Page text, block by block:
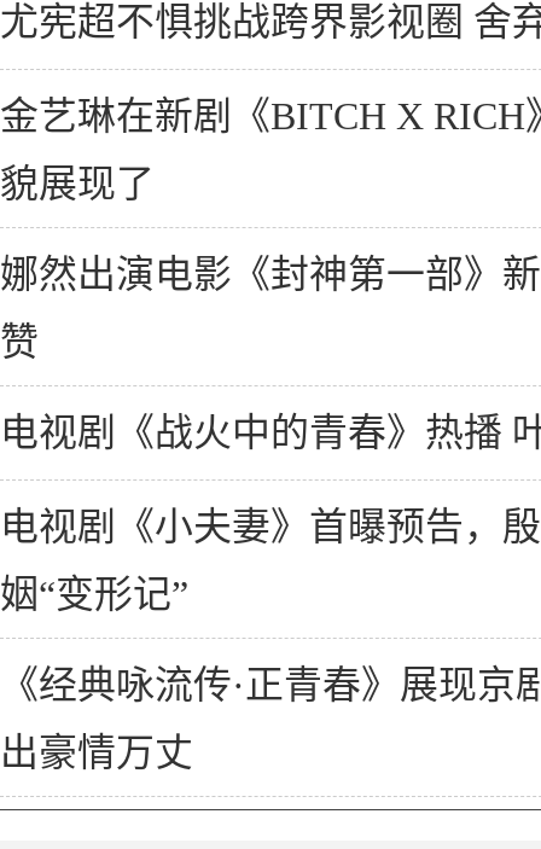
尤宪超不惧挑战跨界影视圈 舍
金艺琳在新剧《BITCH X RICH
貌展现了
娜然出演电影《封神第一部》
赞
电视剧《战火中的青春》热播
电视剧《小夫妻》首曝预告，
姻“变形记”
《经典咏流传·正青春》展现
出豪情万丈